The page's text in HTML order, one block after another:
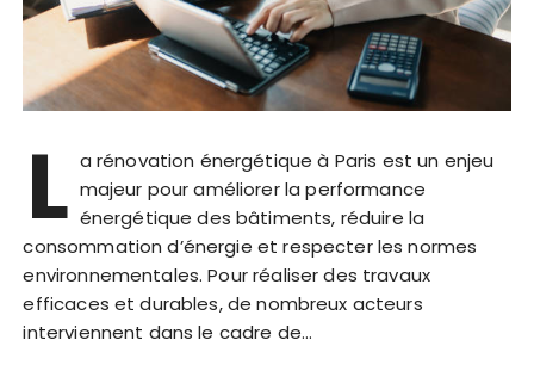
L a rénovation énergétique à Paris est un enjeu
majeur pour améliorer la performance
énergétique des bâtiments, réduire la
consommation d’énergie et respecter les normes
environnementales. Pour réaliser des travaux
efficaces et durables, de nombreux acteurs
interviennent dans le cadre de…